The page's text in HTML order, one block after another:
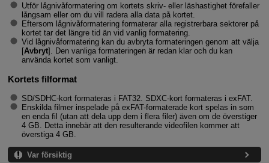
Utför lågnivåformatering om kortets skriv- eller läshastighet förefaller
långsam eller om du vill radera alla data på kortet.
Eftersom lågnivåformatering formaterar alla registrerbara sektorer på
kortet tar det längre tid än vid vanlig formatering.
Vid lågnivåformatering kan du avbryta formateringen genom att välja
[Avbryt]. Den vanliga formateringen är redan klar och du kan
använda kortet som vanligt.
Kortets filformat
SD/SDHC-kort formateras i FAT32. SDXC-kort formateras i exFAT.
Enskilda filmer inspelade på exFAT-formaterade kort spelas in som
en enda fil (utan att dela upp dem i flera filer) även om de överstiger
4 GB. Detta innebär att den resulterande videofilen kommer att
överstiga 4 GB.
Var försiktig